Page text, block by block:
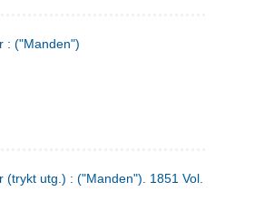
: ("Manden")
(trykt utg.) : ("Manden"). 1851 Vol. 2 Nr. 1